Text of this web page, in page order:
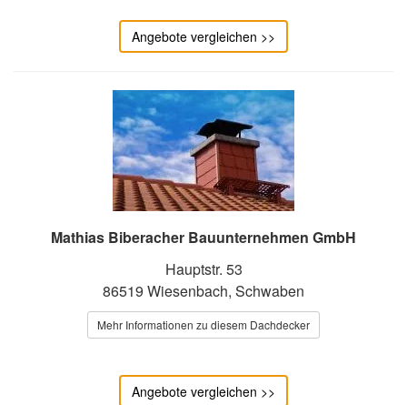
Angebote vergleichen >>
Mathias Biberacher Bauunternehmen GmbH
Hauptstr. 53
86519 Wiesenbach, Schwaben
Mehr Informationen zu diesem Dachdecker
Angebote vergleichen >>